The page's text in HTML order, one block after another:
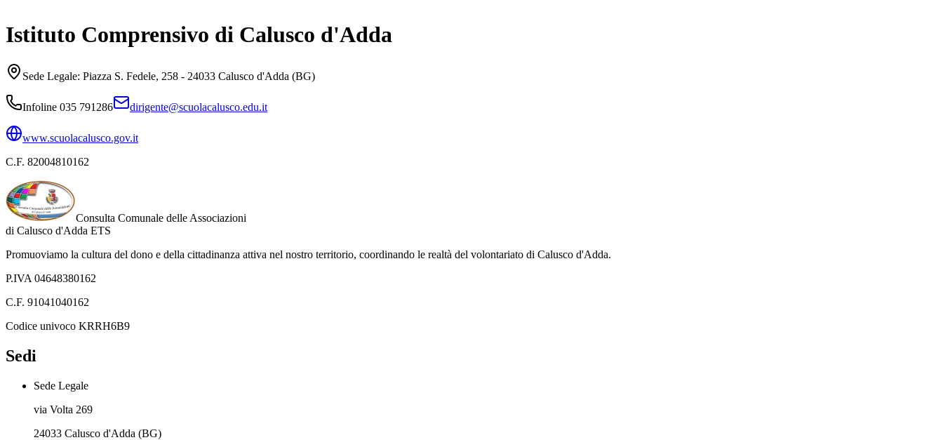
Istituto Comprensivo di Calusco d'Adda
Sede Legale: Piazza S. Fedele, 258 - 24033 Calusco d'Adda (BG)
Infoline 035 791286 dirigente@scuolacalusco.edu.it
www.scuolacalusco.gov.it
C.F. 82004810162
Consulta Comunale delle Associazioni
di Calusco d'Adda ETS
Promuoviamo la cultura del dono e della cittadinanza attiva nel nostro territorio, coordinando le realtà del volontariato di Calusco d'Adda.
P.IVA 04648380162
C.F. 91041040162
Codice univoco KRRH6B9
Sedi
Sede Legale
via Volta 269
24033 Calusco d'Adda (BG)